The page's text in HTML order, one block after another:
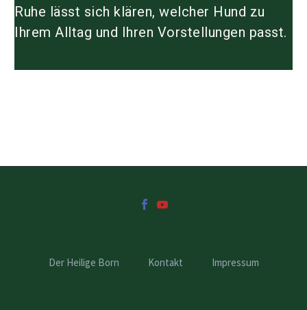
Ruhe lässt sich klären, welcher Hund zu
Ihrem Alltag und Ihren Vorstellungen passt.
Der Heilige Born Kontakt Impressum